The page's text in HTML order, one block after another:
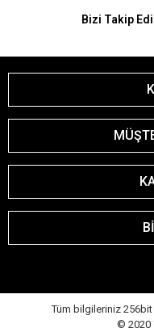
Bizi Takip
Tüm bilgileriniz 256bit
© 2020